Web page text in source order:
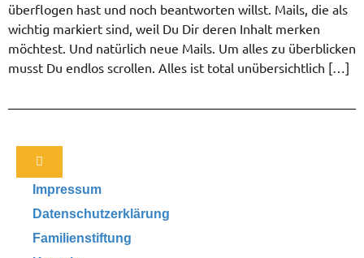
überflogen hast und noch beantworten willst. Mails, die als
wichtig markiert sind, weil Du Dir deren Inhalt merken
möchtest. Und natürlich neue Mails. Um alles zu überblicken
musst Du endlos scrollen. Alles ist total unübersichtlich […]
Impressum
Datenschutzerklärung
Familienstiftung